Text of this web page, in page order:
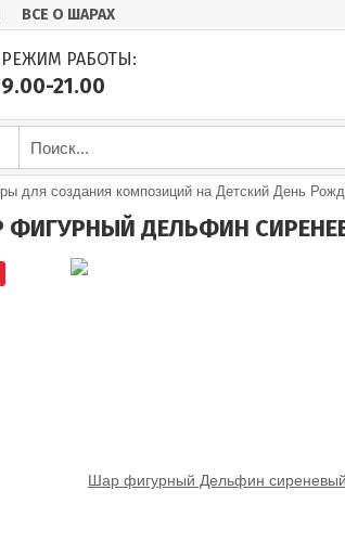
ВСЕ О ШАРАХ
РЕЖИМ РАБОТЫ:
9.00-21.00
создания композиций на Детский День
ФИГУРНЫЙ ДЕЛЬФИН